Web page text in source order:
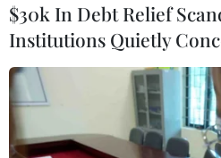
#Thuế thu nhập #Giảm thuế
Mỹ
$30k In Debt Relief
Institutions Quietly